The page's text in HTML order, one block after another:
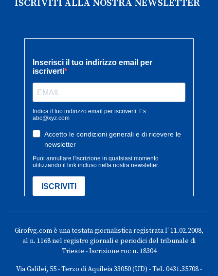
ISCRIVITI ALLA NOSTRA NEWSLETTER
Girofvg.com è una testata giornalistica registrata l' 11.02.2008,
al n. 1168 nel registro giornali e periodici del tribunale di
Trieste - Iscrizione roc n. 18304
Via Galilei, 55 - Terzo di Aquileia 33050 (UD) - Tel. 0431.35708 -